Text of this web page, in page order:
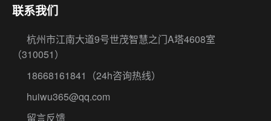
联系我们
杭州市江南大道9号世茂智慧之门A塔4608室
（310051）
18668161841
（24h咨询热线）
huiwu365@qq.com
留言反馈